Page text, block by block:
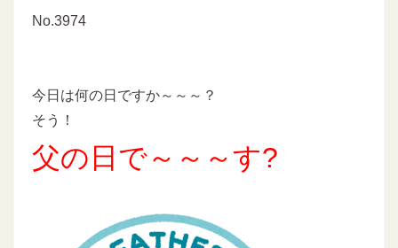
No.3974
今日は何の日ですか～～～？
そう！
父の日で～～～す?